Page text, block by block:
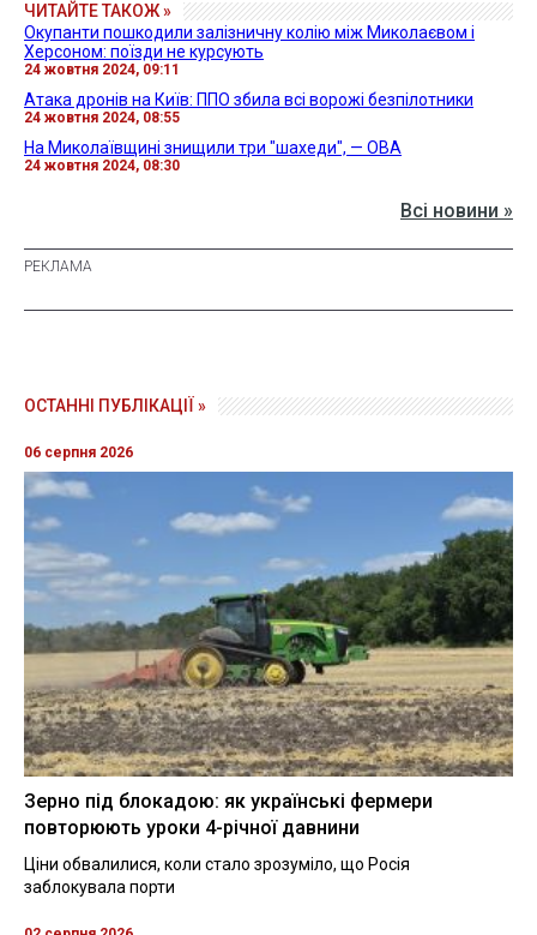
ЧИТАЙТЕ ТАКОЖ »
Окупанти пошкодили залізничну колію між Миколаєвом і
Херсоном: поїзди не курсують
24 жовтня 2024, 09:11
Атака дронів на Київ: ППО збила всі ворожі безпілотники
24 жовтня 2024, 08:55
На Миколаївщині знищили три "шахеди", — ОВА
24 жовтня 2024, 08:30
Всі новини »
ОСТАННІ ПУБЛІКАЦІЇ »
06 серпня 2026
Зерно під блокадою: як українські фермери
повторюють уроки 4-річної давнини
Ціни обвалилися, коли стало зрозуміло, що Росія
заблокувала порти